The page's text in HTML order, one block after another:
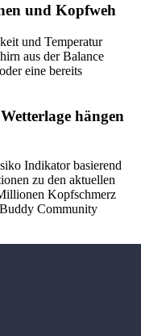
und Kopfweh
und Temperatur
aus der Balance
eine bereits
hängen
Indikator basierend
zu den aktuellen
Kopfschmerz
Community